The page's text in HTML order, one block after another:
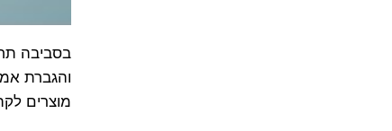
בסביבה
והגברת
מוצרים